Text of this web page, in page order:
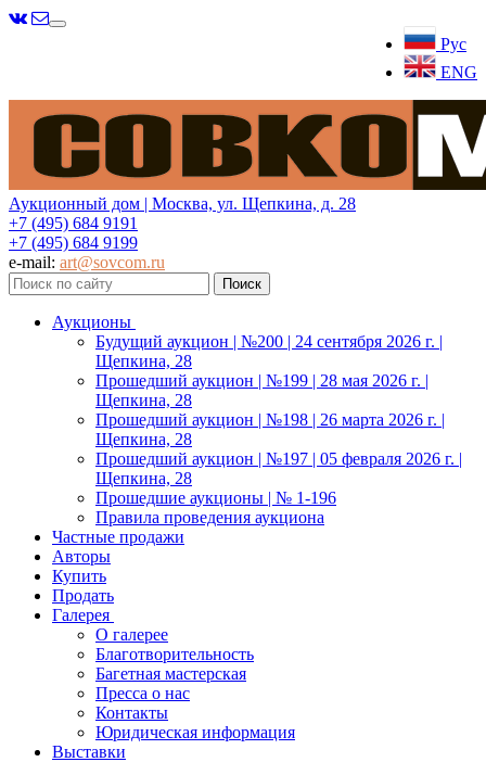
Рус
ENG
Меню
Аукционный дом | Москва, ул. Щепкина, д. 28
+7 (495) 684 9191
+7 (495) 684 9199
e-mail: art@sovcom.ru
Аукционы
Будущий аукцион | №200 | 24 сентября 2026 г. |
Щепкина, 28
Прошедший аукцион | №199 | 28 мая 2026 г. |
Щепкина, 28
Прошедший аукцион | №198 | 26 марта 2026 г. |
Щепкина, 28
Прошедший аукцион | №197 | 05 февраля 2026 г. |
Щепкина, 28
Прошедшие аукционы | № 1-196
Правила проведения аукциона
Частные продажи
Авторы
Купить
Продать
Галерея
О галерее
Благотворительность
Багетная мастерская
Пресса о нас
Контакты
Юридическая информация
Выставки